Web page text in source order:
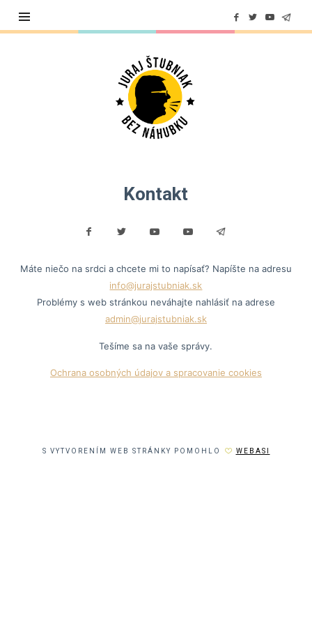
Juraj
Štubniak
Kontakt
Máte niečo na srdci a chcete mi to napísať? Napíšte na adresu
info@jurajstubniak.sk
Problémy s web stránkou neváhajte nahlásiť na adrese
admin@jurajstubniak.sk
Tešíme sa na vaše správy.
Ochrana osobných údajov a spracovanie cookies
S VYTVORENÍM WEB STRÁNKY POMOHLO WEBASI